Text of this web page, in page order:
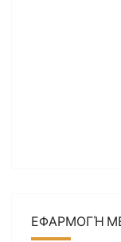
ΕΦΑΡΜΟΓΉ